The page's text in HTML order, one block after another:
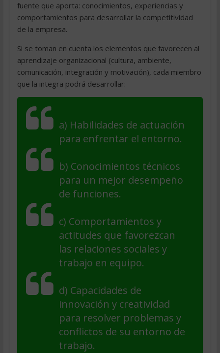
fuente que aporta: conocimientos, experiencias y
comportamientos para desarrollar la competitividad
de la empresa.
Si se toman en cuenta los elementos que favorecen al
aprendizaje organizacional (cultura, ambiente,
comunicación, integración y motivación), cada miembro
que la integra podrá desarrollar:
a) Habilidades de actuación
para enfrentar el entorno.
b) Conocimientos técnicos
para un mejor desempeño
de funciones.
c) Comportamientos y
actitudes que favorezcan
las relaciones sociales y
trabajo en equipo.
d) Capacidades de
innovación y creatividad
para resolver problemas y
conflictos de su entorno de
trabajo.